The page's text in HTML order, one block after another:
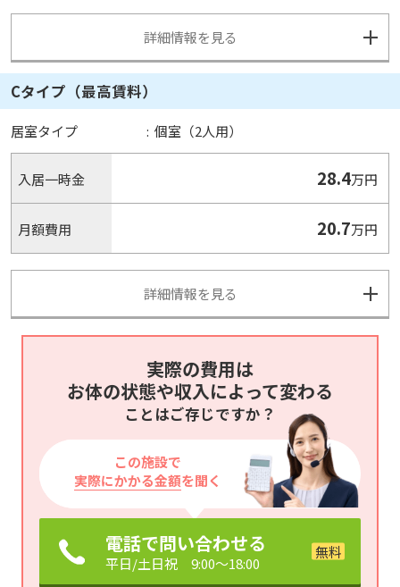
詳細情報を見る
Cタイプ（最高賃料）
居室タイプ : 個室（2人用）
入居一時金 28.4万円
月額費用 20.7万円
詳細情報を見る
実際の費用は
お体の状態や収入によって変わる
ことはご存じですか？
この施設で
実際にかかる金額を聞く
電話で問い合わせる
平日/土日祝 9:00～18:00